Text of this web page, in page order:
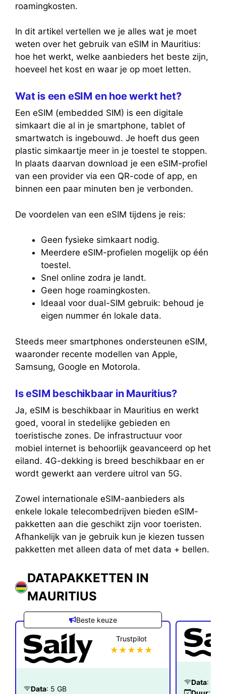
roamingkosten.
In dit artikel vertellen we je alles wat je moet
weten over het gebruik van eSIM in Mauritius:
hoe het werkt, welke aanbieders het beste zijn,
hoeveel het kost en waar je op moet letten.
Wat is een eSIM en hoe werkt het?
Een eSIM (embedded SIM) is een digitale
simkaart die al in je smartphone, tablet of
smartwatch is ingebouwd. Je hoeft dus geen
plastic simkaartje meer in je toestel te stoppen.
In plaats daarvan download je een eSIM-profiel
van een provider via een QR-code of app, en
binnen een paar minuten ben je verbonden.
De voordelen van een eSIM tijdens je reis:
Geen fysieke simkaart nodig.
Meerdere eSIM-profielen mogelijk op één
toestel.
Snel online zodra je landt.
Geen hoge roamingkosten.
Ideaal voor dual-SIM gebruik: behoud je
eigen nummer én lokale data.
Steeds meer smartphones ondersteunen eSIM,
waaronder recente modellen van Apple,
Samsung, Google en Motorola.
Is eSIM beschikbaar in Mauritius?
Ja, eSIM is beschikbaar in Mauritius en werkt
goed, vooral in stedelijke gebieden en
toeristische zones. De infrastructuur voor
mobiel internet is behoorlijk geavanceerd op het
eiland. 4G-dekking is breed beschikbaar en er
wordt gewerkt aan verdere uitrol van 5G.
Zowel internationale eSIM-aanbieders als
enkele lokale telecombedrijven bieden eSIM-
pakketten aan die geschikt zijn voor toeristen.
Afhankelijk van je gebruik kun je kiezen tussen
pakketten met alleen data of met data + bellen.
DATAPAKKETTEN IN
MAURITIUS
Beste keuze
Trustpilot
★★★★★
Data: 5 GB
Data: 1 GB